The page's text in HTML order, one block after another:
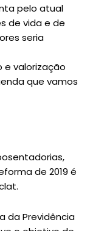
pelo atual
de vida e de
seria
e valorização
que vamos
de 2019 é
da Previdência